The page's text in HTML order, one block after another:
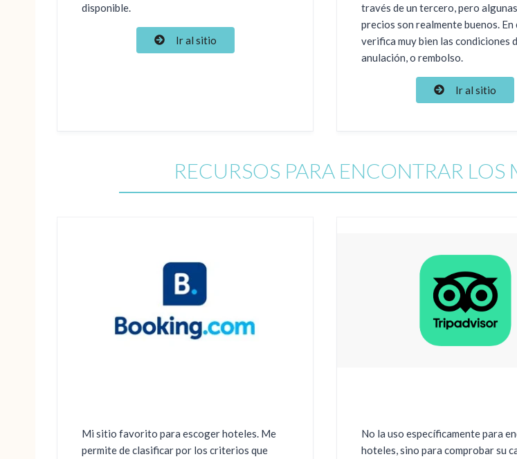
disponible.
Ir al sitio
través de un tercero, pero
precios son realmente buenos. En
verifica muy bien las condiciones
anulación, o rembolso.
Ir al sitio
RECURSOS PARA ENCONTRAR
Mi sitio favorito para escoger hoteles. Me
permite de clasificar por los criterios que
No la uso específicamente para
hoteles, sino para comprobar su